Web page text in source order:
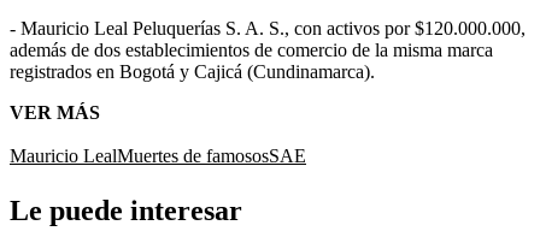
- Mauricio Leal Peluquerías S. A. S., con activos por $120.000.000,
además de dos establecimientos de comercio de la misma marca
registrados en Bogotá y Cajicá (Cundinamarca).
VER MÁS
Mauricio LealMuertes de famososSAE
Le puede interesar